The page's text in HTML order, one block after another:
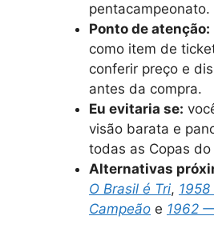
pentacampeonato.
Ponto de atenção:
como item de
conferir preço e
antes da compra.
Eu evitaria se:
visão barata e
todas as Copas do
Alternativas
O Brasil é Tri,
Campeão e 1962